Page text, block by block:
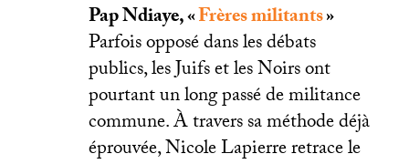
Pap Ndiaye, «Frères militants»
Parfois opposé dans les débats
publics, les Juifs et les Noirs ont
pourtant un long passé de militance
commune. À travers sa méthode déjà
éprouvée, Nicole Lapierre retrace le